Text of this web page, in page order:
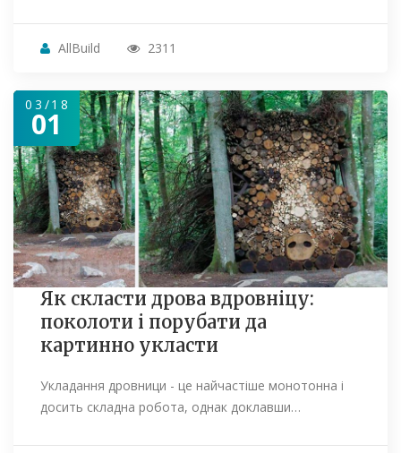
AllBuild 2311
03/18
01
Як скласти дрова вдровніцу:
поколоти і порубати да
картинно укласти
Укладання дровници - це найчастіше монотонна і
досить складна робота, однак доклавши…